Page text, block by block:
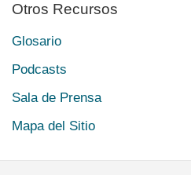
Otros Recursos
Glosario
Podcasts
Sala de Prensa
Mapa del Sitio